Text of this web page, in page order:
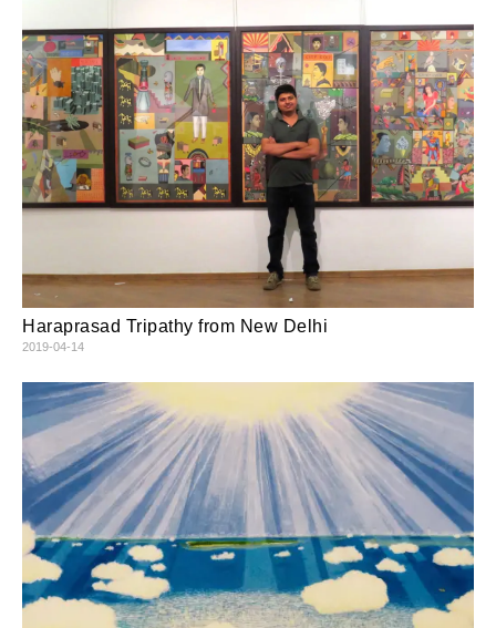
Haraprasad Tripathy from New Delhi
2019-04-14